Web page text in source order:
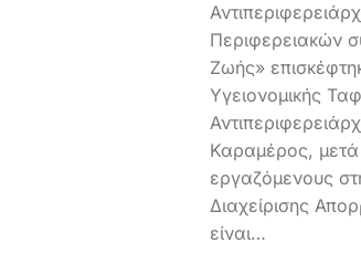
Περιφερειακών
Ζωής»
Υγειονομικής
Καραμέρος, μετά
εργαζόμενους
Διαχείρισης
είναι…